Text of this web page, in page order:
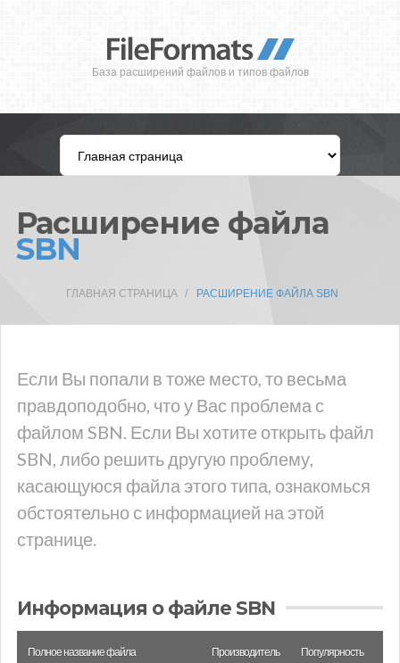
База расширений файлов и типов файлов
Расширение файла
SBN
ГЛАВНАЯ СТРАНИЦА РАСШИРЕНИЕ ФАЙЛА SBN
Если Вы попали в тоже место, то весьма
правдоподобно, что у Вас проблема с
файлом SBN. Если Вы хотите открыть файл
SBN, либо решить другую проблему,
касающуюся файла этого типа, ознакомься
обстоятельно с информацией на этой
странице.
Информация о файле SBN
Полное название файла Производитель Популярность